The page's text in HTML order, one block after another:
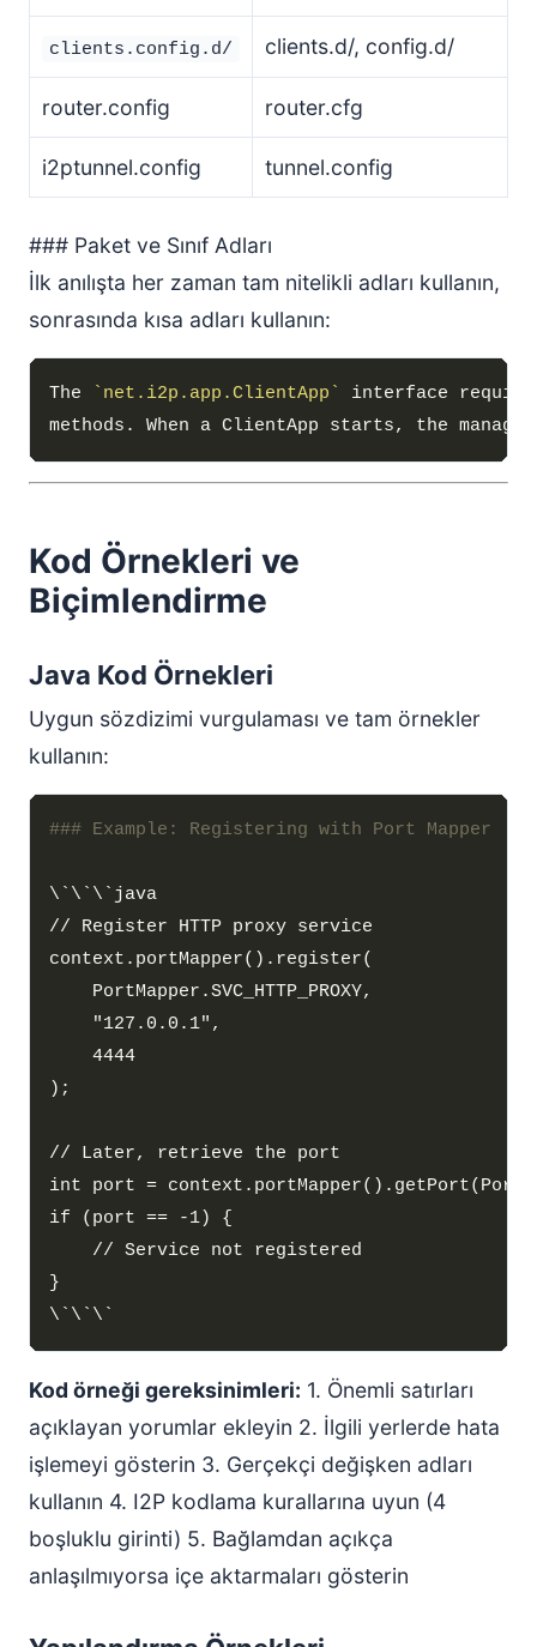
clients.config.d/ clients.d/, config.d/
router.config router.cfg
i2ptunnel.config tunnel.config
### Paket ve Sınıf Adları
İlk anılışta her zaman tam nitelikli adları kullanın,
sonrasında kısa adları kullanın:
The
`net.i2p.app.ClientApp`
methods. When a ClientApp starts, the
Kod Örnekleri ve
Biçimlendirme
Java Kod Örnekleri
Uygun sözdizimi vurgulaması ve tam örnekler
kullanın:
Kod örneği gereksinimleri: 1. Önemli satırları
açıklayan yorumlar ekleyin 2. İlgili yerlerde hata
işlemeyi gösterin 3. Gerçekçi değişken adları
kullanın 4. I2P kodlama kurallarına uyun (4
boşluklu girinti) 5. Bağlamdan açıkça
anlaşılmıyorsa içe aktarmaları gösterin